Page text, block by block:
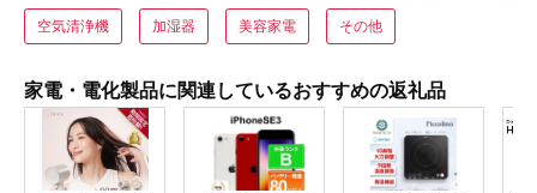
空気清浄機 加湿器 美容家電 その他
家電・電化製品に関連しているおすすめの返礼品